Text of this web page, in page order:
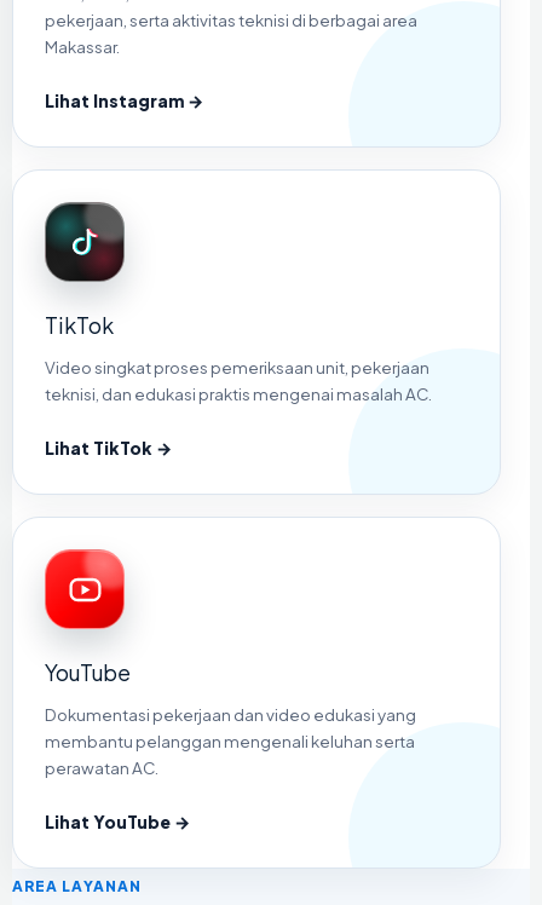
pekerjaan, serta aktivitas teknisi di berbagai area
Makassar.
Lihat Instagram →
TikTok
Video singkat proses pemeriksaan unit, pekerjaan
teknisi, dan edukasi praktis mengenai masalah AC.
Lihat TikTok →
YouTube
Dokumentasi pekerjaan dan video edukasi yang
membantu pelanggan mengenali keluhan serta
perawatan AC.
Lihat YouTube →
AREA LAYANAN